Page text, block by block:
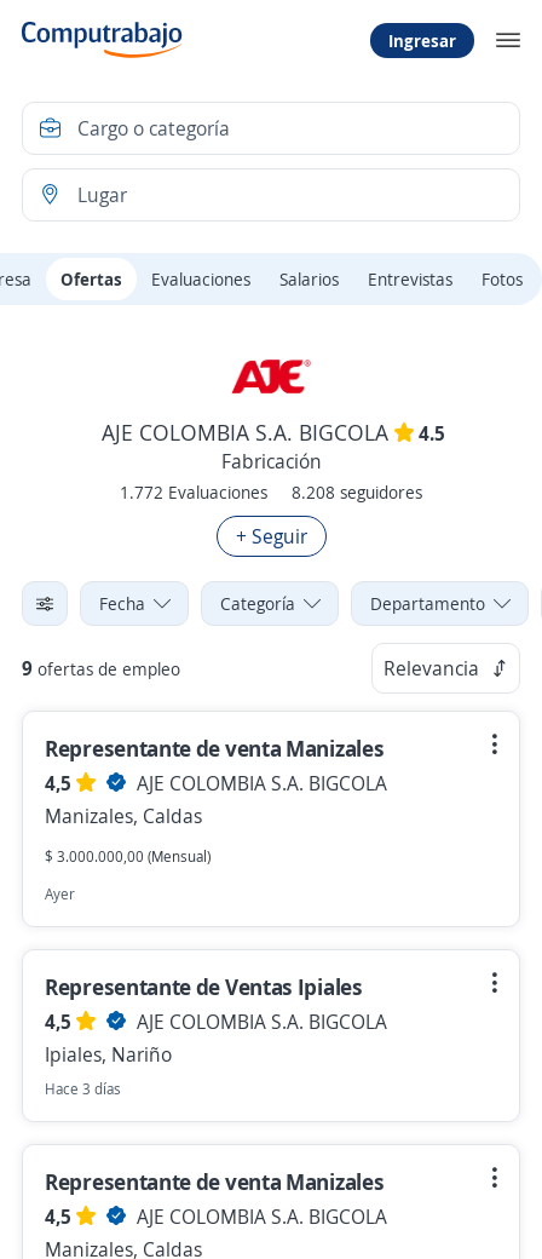
Ingresar
Ofertas Evaluaciones Salarios Entrevistas Fotos
AJE COLOMBIA S.A. BIGCOLA
4.5
Fabricación
1.772 Evaluaciones 8.208 seguidores
+ Seguir
Fecha Categoría Departamento
9 ofertas de empleo Relevancia
Representante de venta Manizales
4,5
AJE COLOMBIA S.A. BIGCOLA
Manizales, Caldas
$ 3.000.000,00 (Mensual)
Ayer
Representante de Ventas Ipiales
4,5
AJE COLOMBIA S.A. BIGCOLA
Ipiales, Nariño
Hace 3 días
Representante de venta Manizales
4,5
AJE COLOMBIA S.A. BIGCOLA
Manizales, Caldas